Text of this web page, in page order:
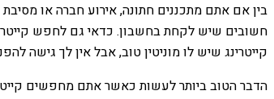
בין אם אתם מתכננים חתונה, אירוע חברה או מסיבת
חשובים שיש לקחת בחשבון. כדאי גם לחפש
קייטרינג שיש לו מוניטין טוב, אבל אין לך גישה
הדבר הטוב ביותר לעשות כאשר אתם מחפשים